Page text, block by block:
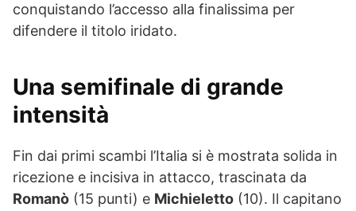
conquistando l’accesso alla finalissima per
difendere il titolo iridato.
Una semifinale di grande
intensità
Fin dai primi scambi l’Italia si è mostrata solida in
ricezione e incisiva in attacco, trascinata da
Romanò (15 punti) e Michieletto (10). Il capitano